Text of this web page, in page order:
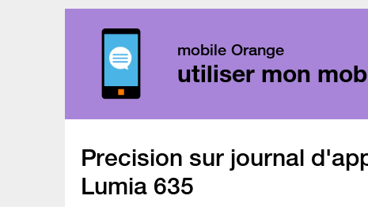
mobile Orange
utiliser mon
Precision sur journal
Lumia 635